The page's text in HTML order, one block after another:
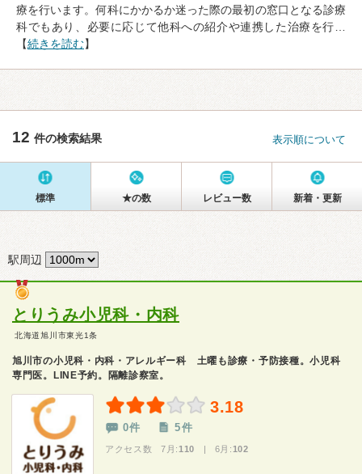
療を行います。何科にかかるか迷った際の最初の窓口となる診療
科でもあり、必要に応じて他科への紹介や連携した治療を行…
【続きを読む】
12 件の検索結果 表示順について
標準 ★の数 レビュー数 新着・更新
駅周辺
とりうみ小児科・内科
北海道旭川市東光1条
旭川市の小児科・内科・アレルギー科 土曜も診療・予防接種。小児科
専門医。LINE予約。隔離診察室。
3.18
0件 5件
アクセス数 7月: 110 | 6月: 102